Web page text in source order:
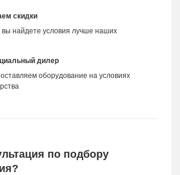
скидки
вы найдете условия лучше наших
дилер
оборудование на условиях
по подбору